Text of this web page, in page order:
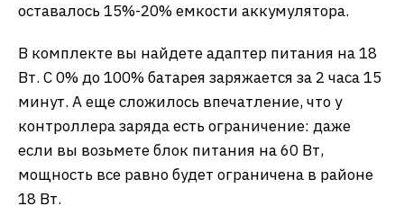
оставалось 15%-20% емкости аккумулятора.
В комплекте вы найдете адаптер питания на 18
Вт. С 0% до 100% батарея заряжается за 2 часа 15
минут. А еще сложилось впечатление, что у
контроллера заряда есть ограничение: даже
если вы возьмете блок питания на 60 Вт,
мощность все равно будет ограничена в районе
18 Вт.